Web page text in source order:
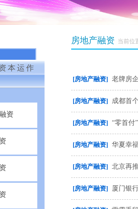
房地产融资 当前位
本运作
[房地产融资] 老牌房
[房地产融资] 成都首
[房地产融资] “零首付
[房地产融资] 华夏幸
[房地产融资] 北京再
[房地产融资] 厦门银
资